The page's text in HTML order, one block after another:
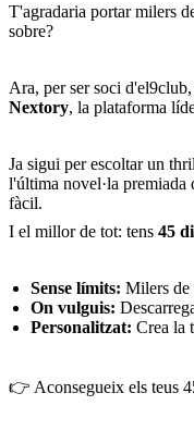
T'agradaria portar milers
sobre?
Ara, per ser soci
Nextory, la plataforma
Ja sigui per escoltar un
l'última novel·la premiada
fàcil.
I el millor de tot: tens 45
Sense límits: Milers de
On vulguis:
Personalitzat: Crea la
👉 Aconsegueix els teus